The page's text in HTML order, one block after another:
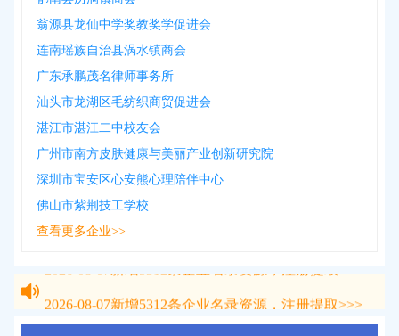
翁源县龙仙中学奖教奖学促进会
连南瑶族自治县涡水镇商会
广东承鹏茂名律师事务所
汕头市龙湖区毛纺织商贸促进会
湛江市湛江二中校友会
广州市南方皮肤健康与美丽产业创新研究院
深圳市宝安区心安熊心理陪伴中心
佛山市紫荆技工学校
查看更多企业>>
新增 条企业名录资源，注册提取>>>